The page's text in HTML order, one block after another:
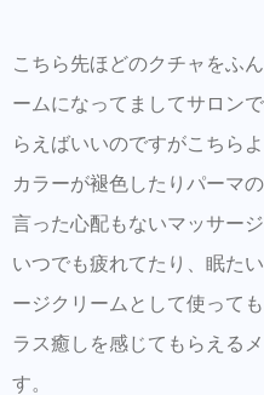
こちら先ほどのクチャをふ
ームになってましてサロン
らえばいいのですがこちら
カラーが褪色したりパーマ
言った心配もないマッサー
いつでも疲れてたり、眠た
ージクリームとして使って
ラス癒しを感じてもらえる
す。